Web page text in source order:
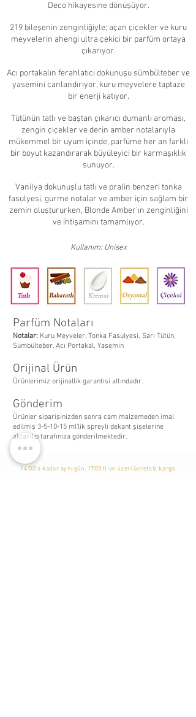
Deco hikayesine dönüşüyor.
219 bileşenin zenginliğiyle; açan çiçekler ve kuru
meyvelerin ahengi ultra çekici bir parfüm ortaya
çıkarıyor.
Acı portakalın ferahlatıcı dokunuşu sümbülteber ve
yasemini canlandırıyor, kuru meyvelere taptaze
bir enerji katıyor.
Tütünün tatlı ve baştan çıkarıcı dumanlı aroması,
zengin çiçekler ve derin amber notalarıyla
mükemmel bir uyum içinde, parfüme her an farklı
bir boyut kazandırarak büyüleyici bir karmaşıklık
sunuyor.
Vanilya dokunuşlu tatlı ve pralin benzeri tonka
fasulyesi, gurme notalar ve amber için sağlam bir
zemin oluştururken, Blonde Amber'ın zenginliğini
ve ihtişamını tamamlıyor.
Kullanım: Unisex
Parfüm Notaları
Notalar: Kuru Meyveler, Tonka Fasulyesi, Sarı Tütün,
Sümbülteber, Acı Portakal, Yasemin
Orijinal Ürün
Ürünlerimiz orijinallik garantisi altındadır.
Gönderim
Ürünler siparişinizden sonra cam malzemeden imal
edilmiş 3-5-10-15 ml’lik spreyli dekant şişelerine
aktarılıp tarafınıza gönderilmektedir.
14:00'a kadar aynı gün, 1700 tl ve üzeri ücretsiz kargo